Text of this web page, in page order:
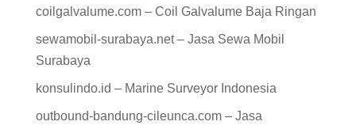
coilgalvalume.com – Coil Galvalume Baja Ringan
sewamobil-surabaya.net – Jasa Sewa Mobil
Surabaya
konsulindo.id – Marine Surveyor Indonesia
outbound-bandung-cileunca.com – Jasa